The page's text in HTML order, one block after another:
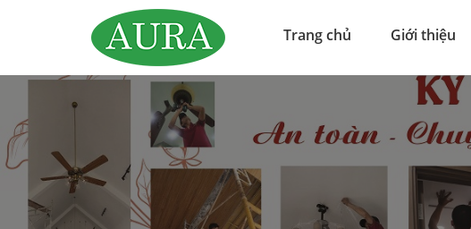
Trang chủ Giới thiệu